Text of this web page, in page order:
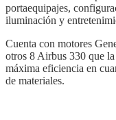
portaequipajes,
iluminación y
Cuenta con motores
otros 8 Airbus 330 que
máxima eficiencia en
de materiales.